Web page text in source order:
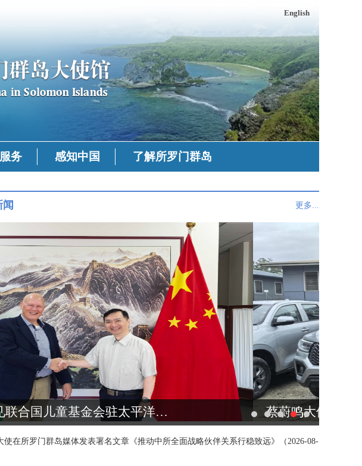
English
务 感知中国 了解所罗门群岛
习近平
更多...
使在所罗门群岛媒体发表署名文章《推动中所全面战略伙伴关系行稳致远》（2026-08-